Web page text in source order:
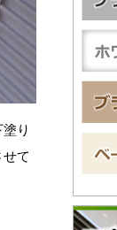
り
て